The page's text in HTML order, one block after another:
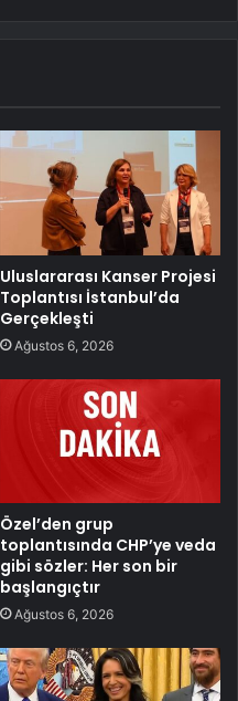
Uluslararası Kanser Projesi
Toplantısı İstanbul’da
Gerçekleşti
Ağustos 6, 2026
Özel’den grup
toplantısında CHP’ye veda
gibi sözler: Her son bir
başlangıçtır
Ağustos 6, 2026